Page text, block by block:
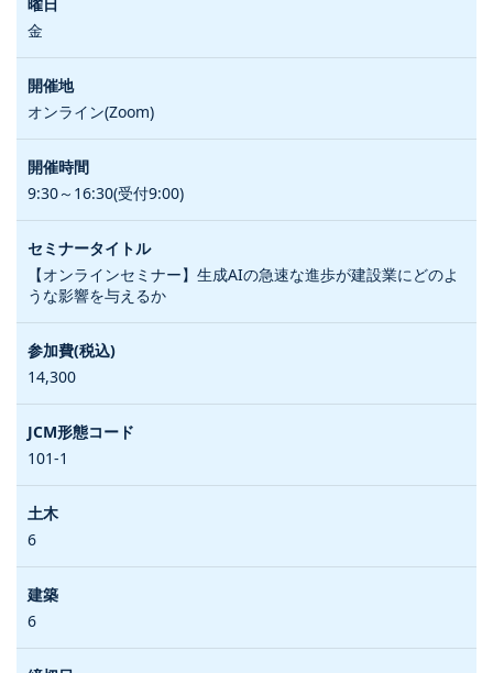
金
オンライン(Zoom)
9:30～16:30(受付9:00)
【オンラインセミナー】生成AIの急速な進歩が建設業にどのよ
うな影響を与えるか
14,300
101-1
6
6